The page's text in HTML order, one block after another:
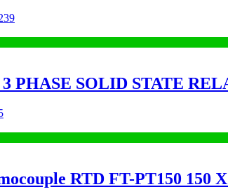
3 PHASE SOLID STATE
RTD FT-PT150 150